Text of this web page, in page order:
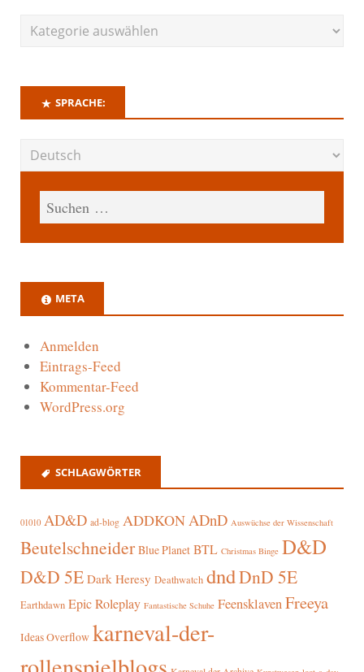
SPRACHE:
META
Anmelden
Eintrags-Feed
Kommentar-Feed
WordPress.org
SCHLAGWÖRTER
01010 AD&D ad-blog ADDKONADnD Auswüchse der Wissenschaft
Beutelschneider Blue Planet BTL Christmas Binge D&D
D&D 5E Dark Heresy Deathwatch dndDnD 5E
Earthdawn Epic Roleplay Fantastische Schuhe FeensklavenFreeya
Ideas Overflow karneval-der-